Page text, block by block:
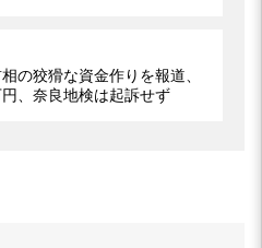
の狡猾な資金作りを報道、
、奈良地検は起訴せず